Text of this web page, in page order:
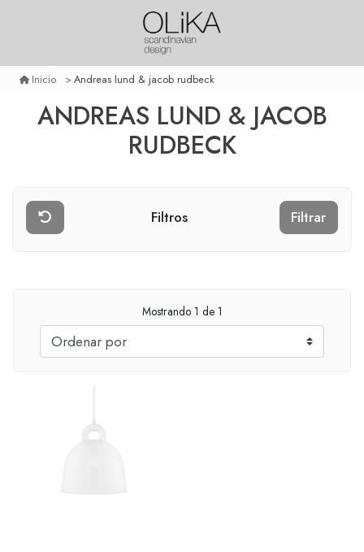
Inicio Andreas lund & jacob rudbeck
ANDREAS LUND & JACOB
RUDBECK
Filtros Filtrar
Mostrando 1 de 1